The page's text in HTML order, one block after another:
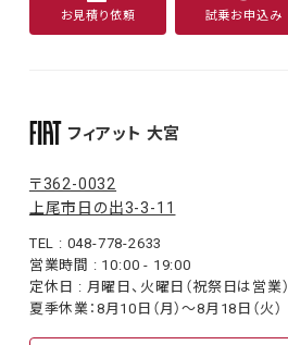
お見積り依頼 試乗お申込み
フィアット 大宮
〒362-0032
上尾市日の出3-3-11
TEL : 048-778-2633
営業時間 : 10:00 - 19:00
定休日 : 月曜日、火曜日（祝祭日は営業）
夏季休業：8月10日（月）〜8月18日（火）